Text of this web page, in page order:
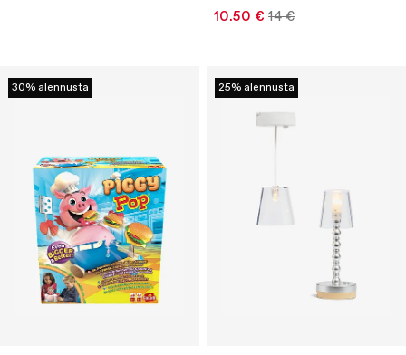
10.50 € 14 €
30% alennusta 25% alennusta